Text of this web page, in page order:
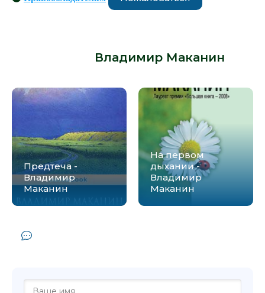
Владимир Маканин
Предтеча -
Владимир
Маканин
На первом
дыхании -
Владимир
Маканин